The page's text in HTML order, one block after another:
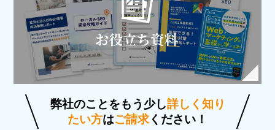
弊社のことをもう少し詳しく知り
たい方はご請求 ください！